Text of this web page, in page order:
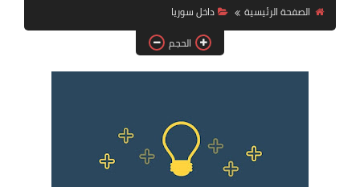
فرص عمل في العراق
فرص عمل في اليمن
دورات تدريبية
الصفحة الرئيسية
داخل سوريا
الحجم